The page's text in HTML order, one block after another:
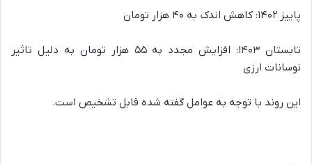
پاییز ۱۴۰۲: کاهش اندک به ۴۰ هزار تومان
تابستان ۱۴۰۳: افزایش مجدد به ۵۵ هزار تومان به دلیل تاثیر
نوسانات ارزی
این روند با توجه به عوامل گفته شده قابل تشخیص است.